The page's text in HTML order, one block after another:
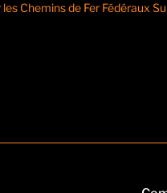
Chemins de Fer Fédéraux